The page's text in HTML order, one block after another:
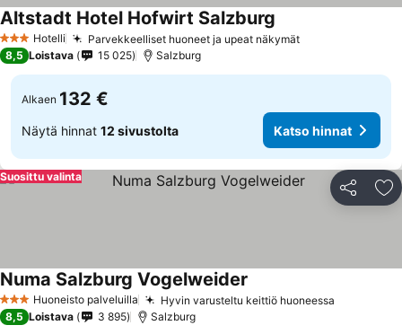
3 Tähtiluokitus
Hotelli Parvekkeelliset huoneet ja upeat näkymät
Altstadt Hotel Hofwirt Salzburg
8,5 Loistava 15 025 Salzburg
Alkaen 132 €
Näytä hinnat 12 sivustolta Katso hinnat
Jaa
Suosittu valinta
3 Tähtiluokitus
Huoneisto palveluilla Hyvin varusteltu keittiö huoneessa
Numa Salzburg Vogelweider
8,5 Loistava 3 895 Salzburg